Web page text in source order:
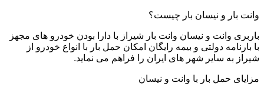
وانت بار و نیسان بار چیست؟
باربری وانت و نیسان وانت بار شیراز با دارا بودن خودرو های مجهز
با بارنامه دولتی و بیمه رایگان امکان حمل بار با انواع خودرو از
شیراز به سایر شهر های ایران را فراهم می نماید.
مزایای حمل بار با وانت و نیسان